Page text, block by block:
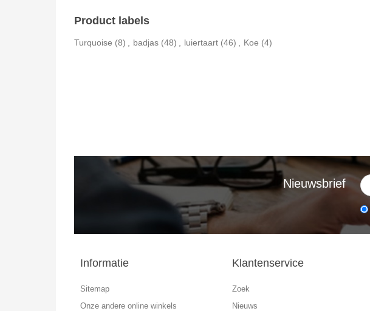
Product labels
Turquoise (8) badjas (48) luiertaart (46) Koe (4)
Nieuwsbrief
Informatie
Sitemap
Onze andere online winkels
Klantenservice
Zoek
Nieuws